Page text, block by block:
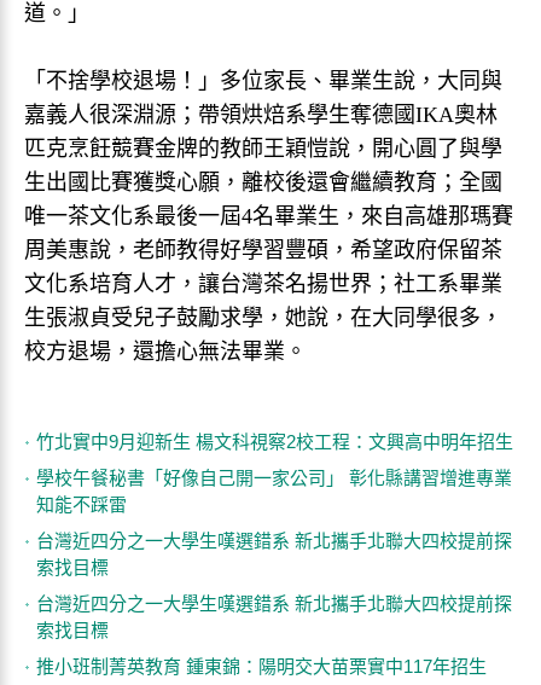
道。」
「不捨學校退場！」多位家長、畢業生說，大同與
嘉義人很深淵源；帶領烘焙系學生奪德國IKA奧林
匹克烹飪競賽金牌的教師王穎愷說，開心圓了與學
生出國比賽獲獎心願，離校後還會繼續教育；全國
唯一茶文化系最後一屆4名畢業生，來自高雄那瑪賽
周美惠說，老師教得好學習豐碩，希望政府保留茶
文化系培育人才，讓台灣茶名揚世界；社工系畢業
生張淑貞受兒子鼓勵求學，她說，在大同學很多，
校方退場，還擔心無法畢業。
竹北實中9月迎新生 楊文科視察2校工程：文興高中明年招生
學校午餐秘書「好像自己開一家公司」 彰化縣講習增進專業
知能不踩雷
台灣近四分之一大學生嘆選錯系 新北攜手北聯大四校提前探
索找目標
台灣近四分之一大學生嘆選錯系 新北攜手北聯大四校提前探
索找目標
推小班制菁英教育 鍾東錦：陽明交大苗栗實中117年招生